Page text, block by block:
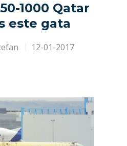
1000 Qatar
este gata
12-01-2017